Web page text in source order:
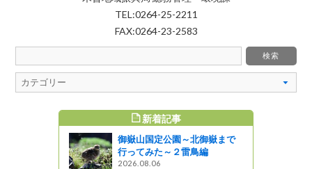
TEL:0264-25-2211
FAX:0264-23-2583
新着記事
御嶽山国定公園～北御嶽まで
行ってみた～２雷鳥編
2026.08.06